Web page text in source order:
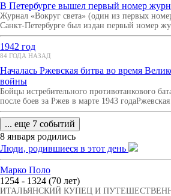
В Петербурге вышел первый номер
Журнал «Вокруг света» (один из первых
Санкт-Петербурге был издан первый номер
1942 год
84 ГОДА НАЗАД
Началась Ржевская битва во время
войны
Бойцы истребительного противотанкового
после боев за Ржев в марте 1943
... еще 7 событий
8 января родились
Люди, родившиеся в этот день
Марко Поло
1254 - 1324 (70 лет)
ИТАЛЬЯНСКИЙ КУПЕЦ И